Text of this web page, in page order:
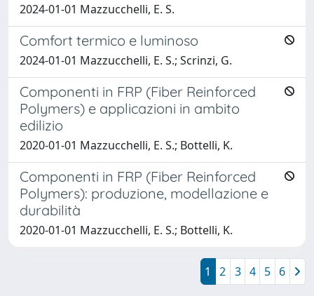
2024-01-01 Mazzucchelli, E. S.
Comfort termico e luminoso
2024-01-01 Mazzucchelli, E. S.; Scrinzi, G.
Componenti in FRP (Fiber Reinforced
Polymers) e applicazioni in ambito
edilizio
2020-01-01 Mazzucchelli, E. S.; Bottelli, K.
Componenti in FRP (Fiber Reinforced
Polymers): produzione, modellazione e
durabilità
2020-01-01 Mazzucchelli, E. S.; Bottelli, K.
1 2 3 4 5 6